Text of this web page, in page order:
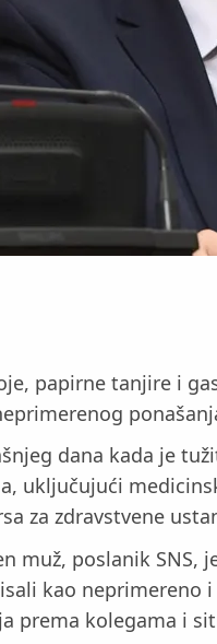
papirne tanjire i
dana kada je
uključujući
za zdravstvene
muž, poslanik
kao
prema kolegama i